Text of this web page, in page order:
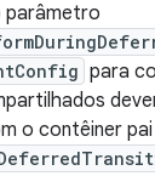
parâmetro
para
o contêiner